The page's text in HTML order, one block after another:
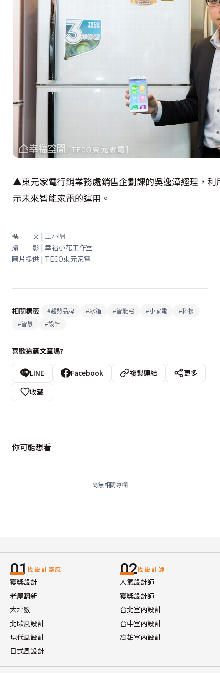
▲東元家電行銷業務處銷售企劃課的吳逸漳經理，利
示未來智能家電的運用。
撰 文 | 王小明
攝 影 | 幸福小花工作室
圖片提供 | TECO東元家電
相關標籤 #趨勢品牌 #冰箱 #智能宅 #小家電 #科技
#智慧 #設計
喜歡這篇文章嗎?
LINE Facebook 複製連結
更多
收藏
你可能想看
尚無相關專欄
01 找設計靈感
獲獎設計
老屋翻新
大坪數
北歐風設計
現代風設計
日式風設計
02找設計師
人氣設計師
獲獎設計師
台北室內設計
台中室內設計
高雄室內設計